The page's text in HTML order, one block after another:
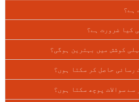
ہے؟
کیا ضرورت ہے؟
کوشش میں بہترین ہوگی؟
رسائی حاصل کر سکتا ہوں؟
سوالات پوچھ سکتا ہوں؟